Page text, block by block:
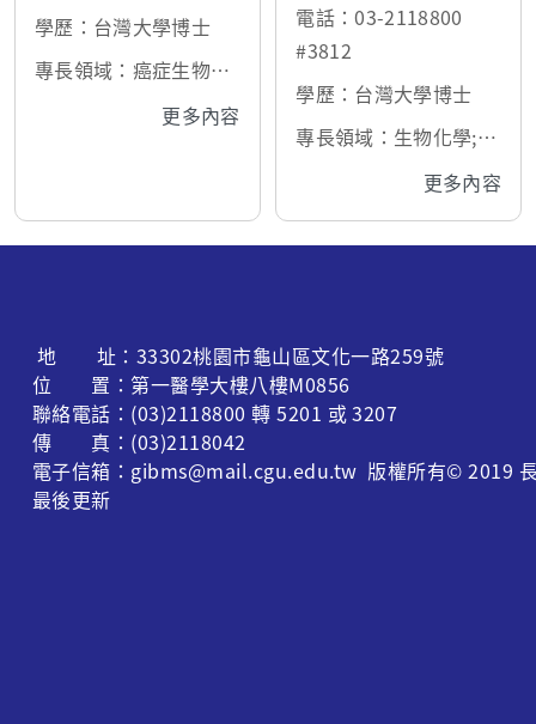
學歷：台灣大學博士
專長領域：癌症生物學;
新興病毒及病原菌;生理
更多內容
電話：03-2118800
#3812
學歷：台灣大學博士
專長領域：生物化學;腎
更多內容
地 址：33302桃園市龜山區文化一路259號
位 置：第一醫學大樓八樓M0856
聯絡電話：(03)2118800 轉 5201 或 3207
傳 真：(03)2118042
電子信箱：gibms@mail.cgu.edu.tw 版權所有© 2019
最後更新